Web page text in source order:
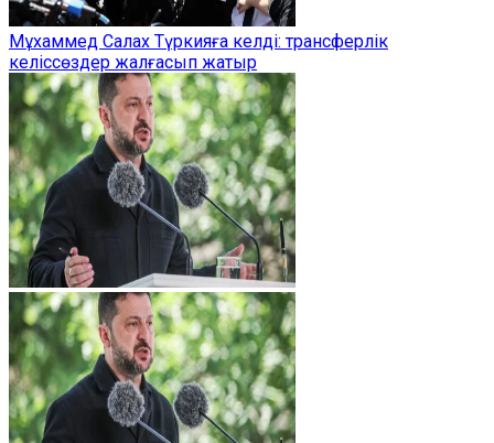
Мұхаммед Салах Түркияға келді: трансферлік
келіссөздер жалғасып жатыр